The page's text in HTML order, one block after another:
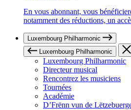
En vous abonnant, vous
notamment des réductions, un
Luxembourg Philharmonic
Luxembourg Philharmonic
Luxembourg Philharmonic
Directeur musical
Rencontrez les musiciens
Tournées
Académie
D’Frënn vun de